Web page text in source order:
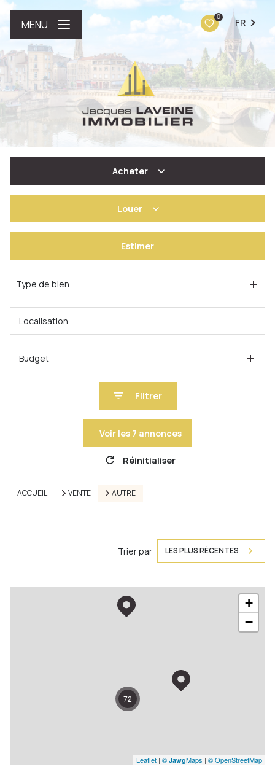
0 FR
MENU
Acheter
Louer
De l'immo pro
Estimer
Type de bien
Budget
Filtrer
Voir les 7 annonces
Réinitialiser
ACCUEIL VENTE AUTRE
Trier par LES PLUS RÉCENTES
72
+
−
Leaflet | © JawgMaps | © OpenStreetMap